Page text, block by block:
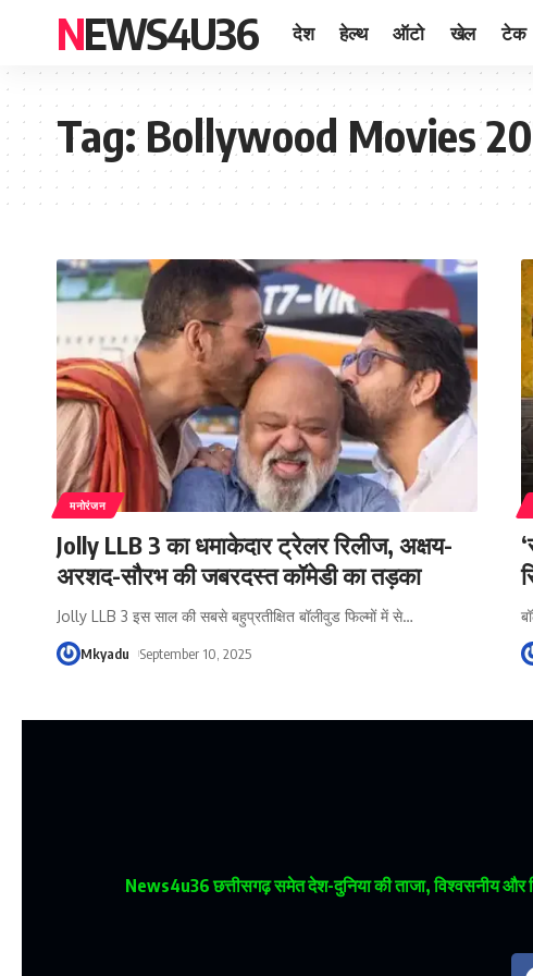
NEWS4U36 देश हेल्थ ऑटो खेल टेक
Tag:Bollywood Movies
मनोरंजन
Jolly LLB 3 का धमाकेदार ट्रेलर रिलीज, अक्षय-
अरशद-सौरभ की जबरदस्त कॉमेडी का तड़का
Jolly LLB 3 इस साल की सबसे बहुप्रतीक्षित बॉलीवुड फिल्मों में से…
Mkyadu September 10, 2025
News4u36छत्तीसगढ़ समेत देश-दुनिया की ताजा, विश्वसनीय और